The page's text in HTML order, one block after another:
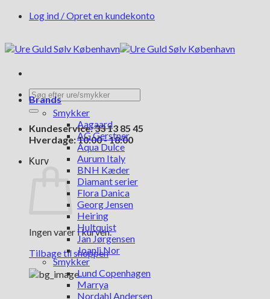
FortsætLog ind / Opret en kundekonto
Søg
efter:
Kundeservice: 33 13 85 45
Hverdage: 10:00 - 18:00
Kurv
Ingen varer i kurven.
Tilbage til shoppen
Brands
Smykker
Aagaard
AG Gerstner
Aqua Dulce
Aurum Italy
BNH Kæder
Diamant serier
Flora Danica
Georg Jensen
Heiring
Hultquist
Jan Jørgensen
Joanli Nor
Smykker
Lund Copenhagen
Marrya
Nordahl Andersen